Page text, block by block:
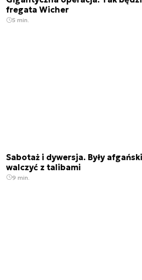
fregata Wicher
5 min.
Sabotaż i dywersja. Były
walczyć z talibami
9 min.